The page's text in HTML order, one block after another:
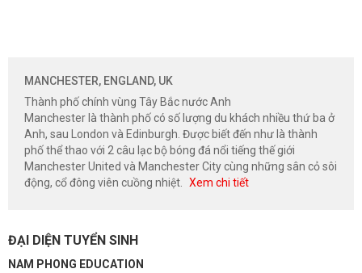
MANCHESTER, ENGLAND, UK
Thành phố chính vùng Tây Bắc nước Anh
Manchester là thành phố có số lượng du khách nhiều thứ ba ở
Anh, sau London và Edinburgh. Được biết đến như là thành
phố thể thao với 2 câu lạc bộ bóng đá nổi tiếng thế giới
Manchester United và Manchester City cùng những sân cỏ sôi
động, cổ đông viên cuồng nhiệt.
Xem chi tiết
ĐẠI DIỆN TUYỂN SINH
NAM PHONG EDUCATION